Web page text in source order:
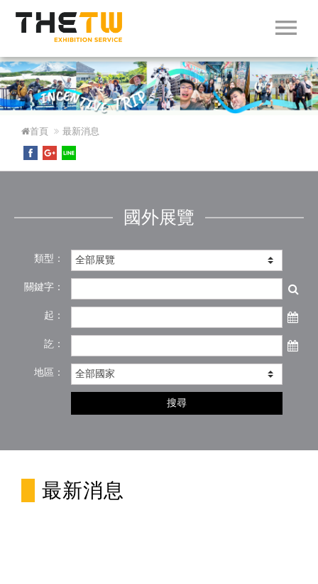
menu
首頁 最新消息
國外展覽
類型：
關鍵字：
起：
訖：
地區：
搜尋
最新消息